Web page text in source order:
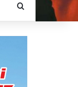
Arama Yapın